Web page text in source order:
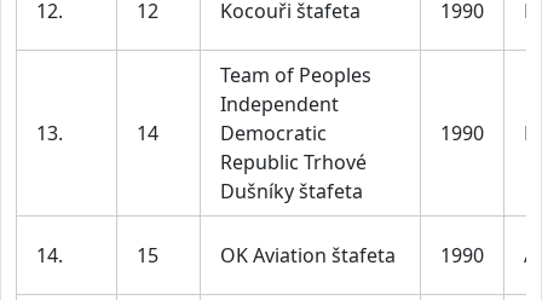
12. 12 Kocouři štafeta 1990 M
13. 14
Team of Peoples
Independent
Democratic
Republic Trhové
Dušníky štafeta
1990 M
14. 15 OK Aviation štafeta 1990 A